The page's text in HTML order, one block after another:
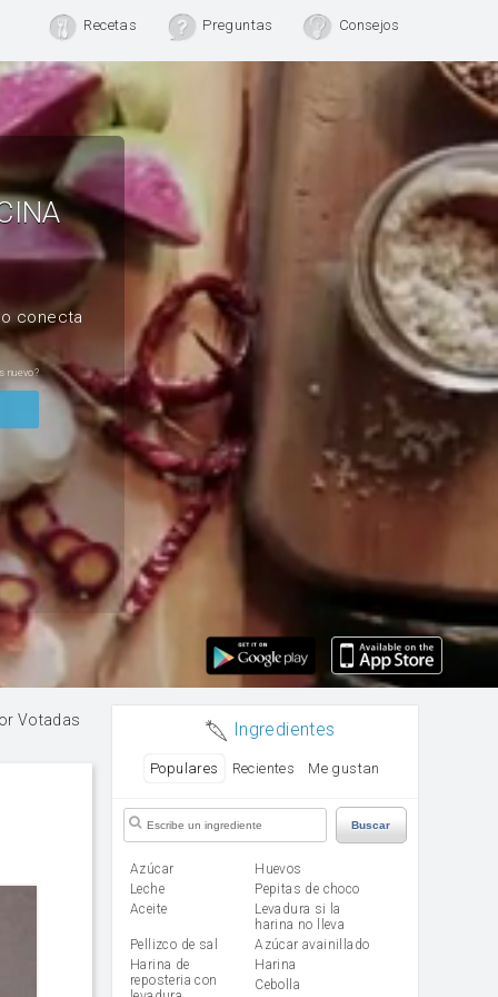
Recetas Preguntas Consejos
conecta
nuevo?
Votadas Ingredientes
Populares Recientes Me gustan
Buscar
Azúcar
huevos
leche
Pepitas de choco
aceite
Levadura si la
harina no lleva
Pellizco de sal
Azúcar avainillado
Harina de
reposteria con
harina
cebolla